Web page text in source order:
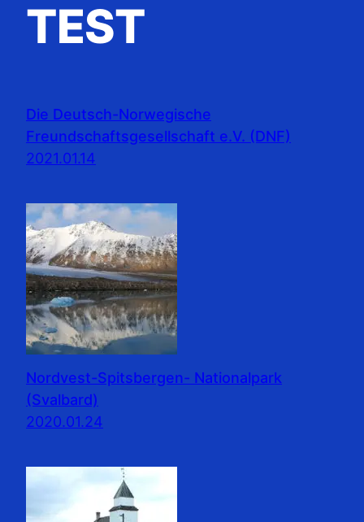
TEST
Die Deutsch-Norwegische
Freundschaftsgesellschaft e.V. (DNF)
2021.01.14
Nordvest-Spitsbergen- Nationalpark
(Svalbard)
2020.01.24